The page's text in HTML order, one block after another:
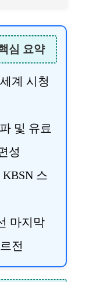
심 요약
계 시청
및 유료
성
KBSN 스
마지막
전